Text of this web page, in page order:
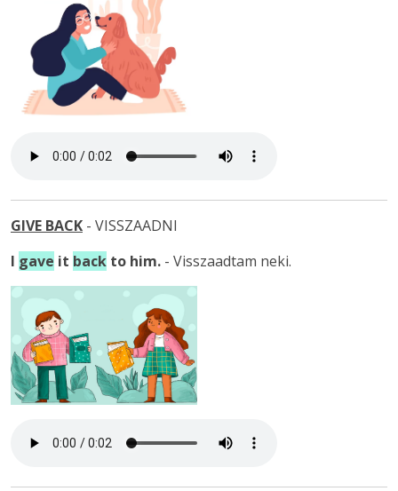
GIVE BACK - VISSZAADNI
I gave it back to him. - Visszaadtam neki.